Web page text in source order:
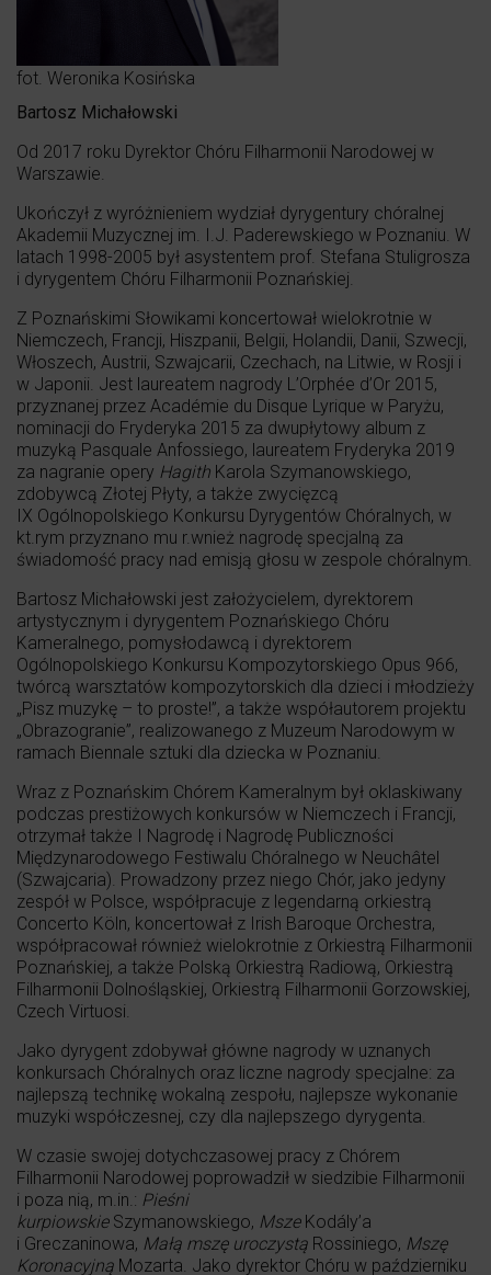
fot. Weronika Kosińska
Bartosz Michałowski
Od 2017 roku Dyrektor Chóru Filharmonii Narodowej w
Warszawie.
Ukończył z wyróżnieniem wydział dyrygentury chóralnej
Akademii Muzycznej im. I.J. Paderewskiego w Poznaniu. W
latach 1998-2005 był asystentem prof. Stefana Stuligrosza
i dyrygentem Chóru Filharmonii Poznańskiej.
Z Poznańskimi Słowikami koncertował wielokrotnie w
Niemczech, Francji, Hiszpanii, Belgii, Holandii, Danii, Szwecji,
Włoszech, Austrii, Szwajcarii, Czechach, na Litwie, w Rosji i
w Japonii. Jest laureatem nagrody L’Orphée d’Or 2015,
przyznanej przez Académie du Disque Lyrique w Paryżu,
nominacji do Fryderyka 2015 za dwupłytowy album z
muzyką Pasquale Anfossiego, laureatem Fryderyka 2019
za nagranie opery Hagith Karola Szymanowskiego,
zdobywcą Złotej Płyty, a także zwycięzcą
IX Ogólnopolskiego Konkursu Dyrygentów Chóralnych, w
kt.rym przyznano mu r.wnież nagrodę specjalną za
świadomość pracy nad emisją głosu w zespole chóralnym.
Bartosz Michałowski jest założycielem, dyrektorem
artystycznym i dyrygentem Poznańskiego Chóru
Kameralnego, pomysłodawcą i dyrektorem
Ogólnopolskiego Konkursu Kompozytorskiego Opus 966,
twórcą warsztatów kompozytorskich dla dzieci i młodzieży
„Pisz muzykę – to proste!”, a także współautorem projektu
„Obrazogranie”, realizowanego z Muzeum Narodowym w
ramach Biennale sztuki dla dziecka w Poznaniu.
Wraz z Poznańskim Chórem Kameralnym był oklaskiwany
podczas prestiżowych konkursów w Niemczech i Francji,
otrzymał także I Nagrodę i Nagrodę Publiczności
Międzynarodowego Festiwalu Chóralnego w Neuchâtel
(Szwajcaria). Prowadzony przez niego Chór, jako jedyny
zespół w Polsce, współpracuje z legendarną orkiestrą
Concerto Köln, koncertował z Irish Baroque Orchestra,
współpracował również wielokrotnie z Orkiestrą Filharmonii
Poznańskiej, a także Polską Orkiestrą Radiową, Orkiestrą
Filharmonii Dolnośląskiej, Orkiestrą Filharmonii Gorzowskiej,
Czech Virtuosi.
Jako dyrygent zdobywał główne nagrody w uznanych
konkursach Chóralnych oraz liczne nagrody specjalne: za
najlepszą technikę wokalną zespołu, najlepsze wykonanie
muzyki współczesnej, czy dla najlepszego dyrygenta.
W czasie swojej dotychczasowej pracy z Chórem
Filharmonii Narodowej poprowadził w siedzibie Filharmonii
i poza nią, m.in.: Pieśni
kurpiowskieSzymanowskiego, MszeKodály’a
i Greczaninowa, Małą mszę uroczystą Rossiniego, Mszę
Koronacyjną Mozarta. Jako dyrektor Chóru w październiku